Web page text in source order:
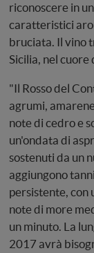
riconoscere in
caratteristici
bruciata. Il vino
Sicilia, nel
"Il Rosso del
agrumi,
note di cedro e
un'ondata di
sostenuti da un
aggiungono
persistente, con
note di more
un minuto. La
2017 avrà